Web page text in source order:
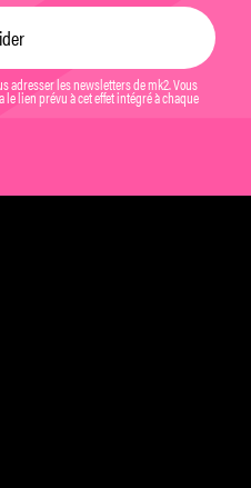
adresser les newsletters de mk2. Vous
lien prévu à cet effet intégré à chaque